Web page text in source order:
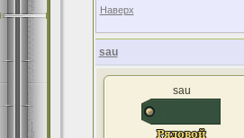
Наверх
sau
sau